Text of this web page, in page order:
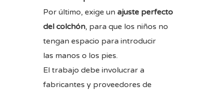
Por último, exige un ajuste perfecto
del colchón, para que los niños no
tengan espacio para introducir
las manos o los pies.
El trabajo debe involucrar a
fabricantes y proveedores de